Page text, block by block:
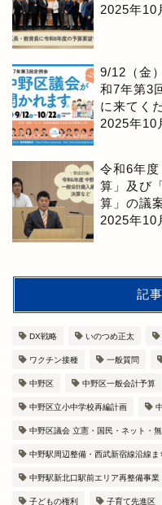
2025年10
9/12（金
和7年第3
に来てく
2025年10
令和6年
算」及び
算」の議
2025年10
記
DX戦略 いのつめ正太
ワクチン接種 一般質問
中野区 中野区一般会計予算
中野区立小中学校再編計画
中野区議会 立憲・国民・ネット・
中野駅周辺整備・西武新宿線沿線
中野駅新北口駅前エリア再整備事業
子どもの権利 子育て先進区